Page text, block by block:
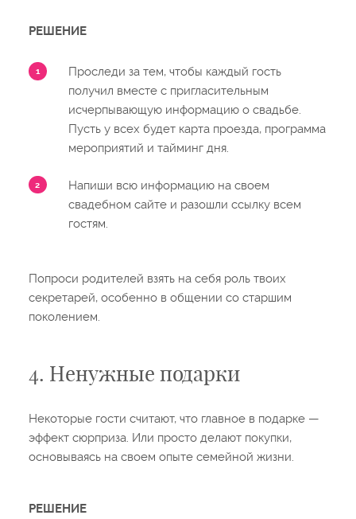
РЕШЕНИЕ
Проследи за тем, чтобы каждый гость
получил вместе с пригласительным
исчерпывающую информацию о свадьбе.
Пусть у всех будет карта проезда, программа
мероприятий и тайминг дня.
Напиши всю информацию на своем
свадебном сайте и разошли ссылку всем
гостям.
Попроси родителей взять на себя роль твоих
секретарей, особенно в общении со старшим
поколением.
4. Ненужные подарки
Некоторые гости считают, что главное в подарке —
эффект сюрприза. Или просто делают покупки,
основываясь на своем опыте семейной жизни.
РЕШЕНИЕ